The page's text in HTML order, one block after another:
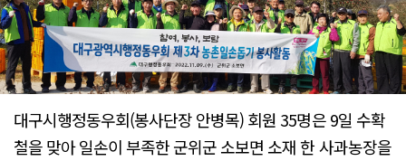
대구시행정동우회(봉사단장 안병목) 회원 35명은 9일 수확
철을 맞아 일손이 부족한 군위군 소보면 소재 한 사과농장을